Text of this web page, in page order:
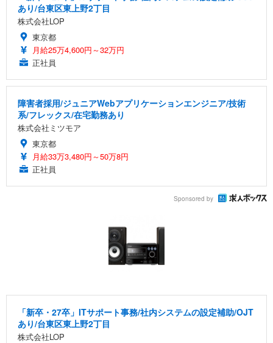
あり/台東区東上野2丁目
株式会社LOP
東京都
月給25万4,600円～32万円
正社員
障害者採用/ジュニアWebアプリケーションエンジニア/技術
系/フレックス/在宅勤務あり
株式会社ミツモア
東京都
月給33万3,480円～50万8円
正社員
Sponsored by
「新卒・27卒」ITサポート事務/社内システムの設定補助/OJT
あり/台東区東上野2丁目
株式会社LOP